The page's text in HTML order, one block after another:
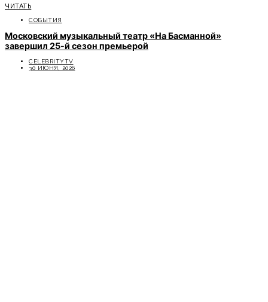
ЧИТАТЬ
СОБЫТИЯ
Московский музыкальный театр «На Басманной»
завершил 25-й сезон премьерой
CELEBRITYTV
30 ИЮНЯ, 2026